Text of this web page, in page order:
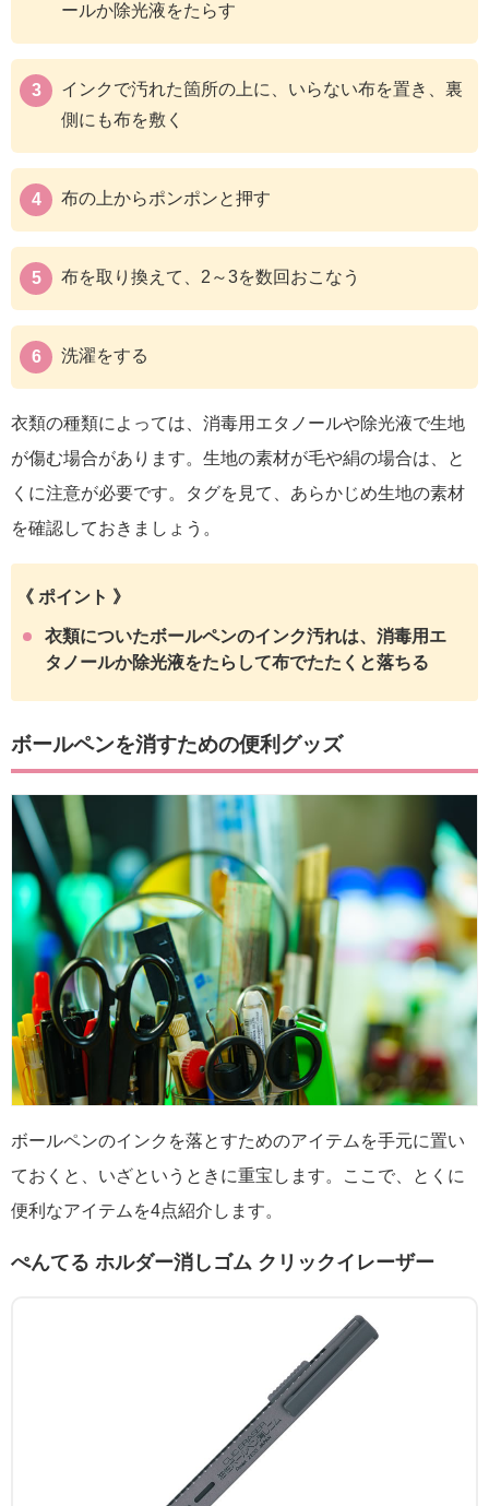
ールか除光液をたらす
インクで汚れた箇所の上に、いらない布を置き、裏
側にも布を敷く
布の上からポンポンと押す
布を取り換えて、2～3を数回おこなう
洗濯をする
衣類の種類によっては、消毒用エタノールや除光液で生地
が傷む場合があります。生地の素材が毛や絹の場合は、と
くに注意が必要です。タグを見て、あらかじめ生地の素材
を確認しておきましょう。
《 ポイント 》
衣類についたボールペンのインク汚れは、消毒用エ
タノールか除光液をたらして布でたたくと落ちる
ボールペンを消すための便利グッズ
ボールペンのインクを落とすためのアイテムを手元に置い
ておくと、いざというときに重宝します。ここで、とくに
便利なアイテムを4点紹介します。
ぺんてる ホルダー消しゴム クリックイレーザー